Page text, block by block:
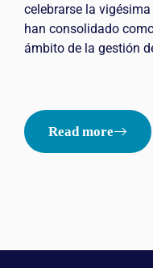
celebrarse la
han consolidado
ámbito de la gestión
Read more